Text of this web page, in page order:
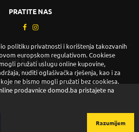
PRATITE NAS
Copyright © 2026. DOMOD.
Uslovi korištenja.
politiku privatnosti i korištenja takozvanih
europskom regulativom. Cookiese
pružati uslugu online kupovine,
nuditi oglašivačka rješenja, kao i za
ne bismo mogli pružati bez cookiesa.
prodavnice domod.ba pristajete na
Razumijem